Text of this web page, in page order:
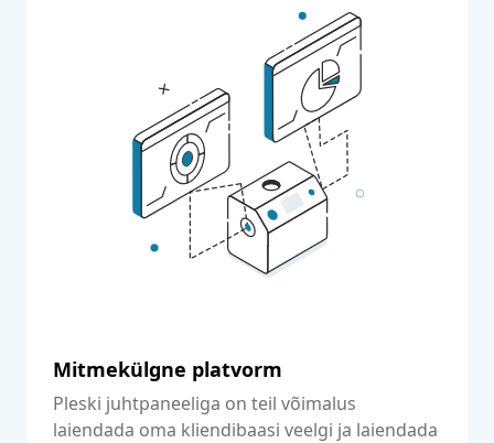
Mitmekülgne platvorm
Pleski juhtpaneeliga on teil võimalus
laiendada oma kliendibaasi veelgi ja laiendada